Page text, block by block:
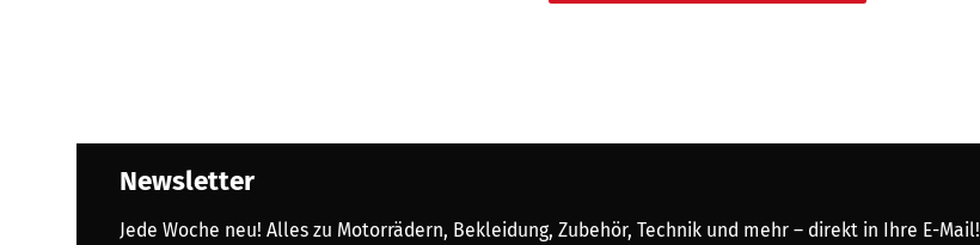
Newsletter
Jede Woche neu! Alles zu Motorrädern, Bekleidung, Zubehör, Technik und mehr – direkt in Ihre E-Mail!